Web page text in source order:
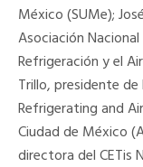
México (SUMe);
Asociación
Refrigeración y el
Trillo, presidente
Refrigerating and
Ciudad de México
directora del CETis